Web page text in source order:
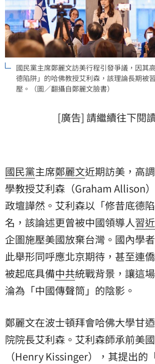
國民黨主席鄭麗文訪美行程引發爭議，因其
德陷阱」的哈佛教授艾利森，該理論長期被
壓。（圖／翻攝自鄭麗文 臉書）
[廣告] 請繼續往下閱
國民黨主席鄭麗文近期訪美，高
學教授艾利森（Graham Allison
政壇譁然。艾利森以「修昔底德
名，該論述更曾被中國領導人習
企圖施壓美國放棄台灣。國內學
此舉形同呼應北京期待，甚至連
被起底具備中共統戰背景，讓這
淪為「中國傳聲筒」的陰影。
鄭麗文在波士頓拜會哈佛大學甘
院院長艾利森。艾利森師承前美
（Henry Kissinger），其提出的